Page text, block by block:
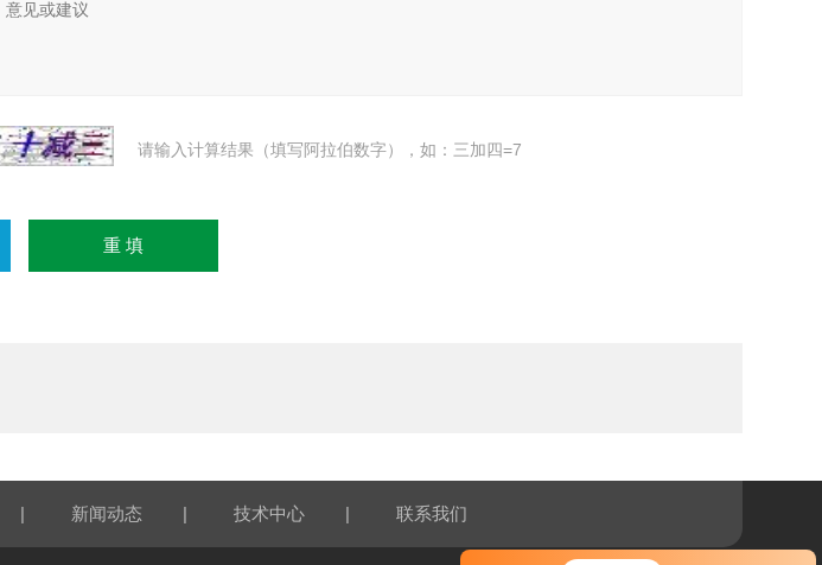
请输入计算结果（填写阿拉伯数字），如：三加四=7
| 新闻动态 | 技术中心 | 联系我们